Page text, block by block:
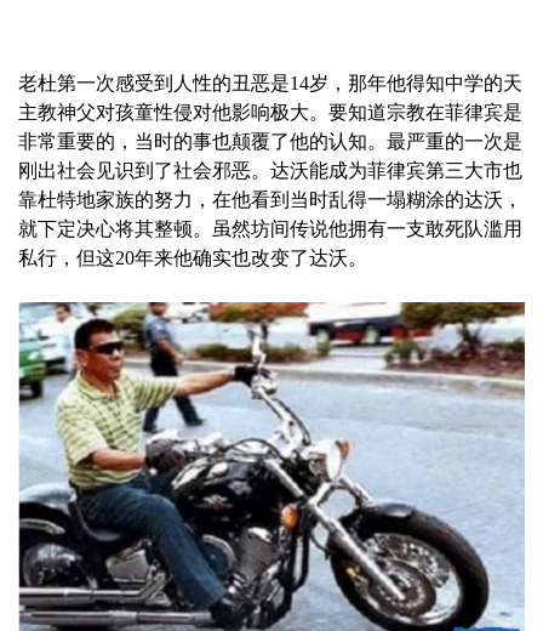
老杜第一次感受到人性的丑恶是14岁，那年他得知中学的天
主教神父对孩童性侵对他影响极大。要知道宗教在菲律宾是
非常重要的，当时的事也颠覆了他的认知。最严重的一次是
刚出社会见识到了社会邪恶。达沃能成为菲律宾第三大市也
靠杜特地家族的努力，在他看到当时乱得一塌糊涂的达沃，
就下定决心将其整顿。虽然坊间传说他拥有一支敢死队滥用
私行，但这20年来他确实也改变了达沃。